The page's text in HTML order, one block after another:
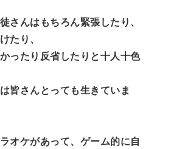
さんはもちろん緊張したり、
たり、
ったり反省したりと十人十色
皆さんとっても生きていま
オケがあって、ゲーム的に自